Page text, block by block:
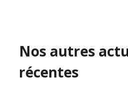
Nos autres
récentes